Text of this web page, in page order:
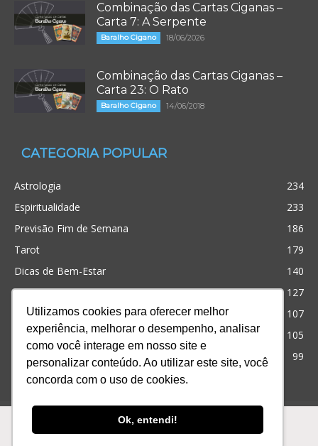
Utilizamos cookies para oferecer melhor
experiência, melhorar o desempenho, analisar
como você interage em nosso site e
personalizar conteúdo. Ao utilizar este site, você
concorda com o uso de cookies.
Ok, entendi!
Combinação das Cartas Ciganas –
Carta 7: A Serpente
Baralho Cigano 18/06/2026
Combinação das Cartas Ciganas –
Carta 23: O Rato
Baralho Cigano 14/06/2018
CATEGORIA POPULAR
Astrologia
234
Espiritualidade
233
Previsão Fim de Semana
186
Tarot
179
Dicas de Bem-Estar
140
Cristianismo
127
Simpatias
107
Significado dos sonhos
105
99
Ofertas Produtos